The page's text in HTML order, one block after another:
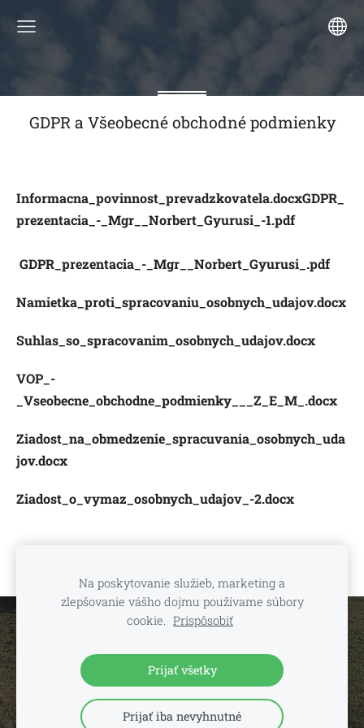
GDPR a Všeobecné obchodné podmienky
Informacna_povinnost_prevadzkovatela.docxGDPR_
prezentacia_-_Mgr__Norbert_Gyurusi_-1.pdf
GDPR_prezentacia_-_Mgr__Norbert_Gyurusi_.pdf
Namietka_proti_spracovaniu_osobnych_udajov.docx
Suhlas_so_spracovanim_osobnych_udajov.docx
VOP_-
_Vseobecne_obchodne_podmienky___Z_E_M_.docx
Ziadost_na_obmedzenie_spracuvania_osobnych_uda
jov.docx
Ziadost_o_vymaz_osobnych_udajov_-2.docx
Súbory cookie
Vytvorené cezMozello
Na poskytovanie služieb, marketing a
zlepšovanie vášho dojmu používame súbory
cookie. Prispôsobiť
Prijať všetky
Prijať iba nevyhnutné